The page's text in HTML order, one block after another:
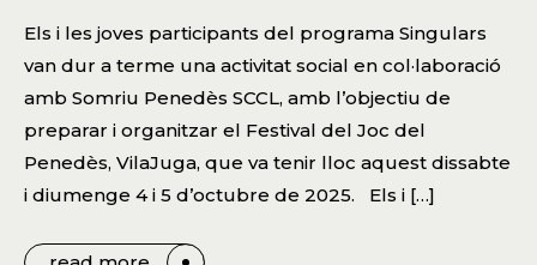
Els i les joves participants del programa Singulars
van dur a terme una activitat social en col·laboració
amb Somriu Penedès SCCL, amb l’objectiu de
preparar i organitzar el Festival del Joc del
Penedès, VilaJuga, que va tenir lloc aquest dissabte
i diumenge 4 i 5 d’octubre de 2025. Els i […]